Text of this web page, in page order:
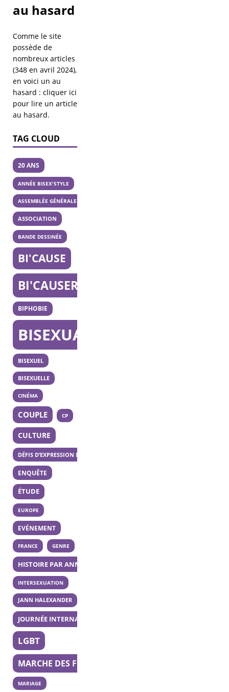
au hasard
Comme le site
possède de
nombreux articles
(348 en avril 2024),
en voici un au
hasard : cliquer ici
pour lire un article
au hasard.
TAG CLOUD
20 ANS
ANNÉE BISEX'STYLE
ASSEMBLÉE GÉNÉRALE
ASSOCIATION
BANDE DESSINÉE
BI'CAUSE
BI'CAUSERIE
BIPHOBIE
BISEXUALITÉ
BISEXUEL
BISEXUELLE
CINÉMA
COUPLE CP
CULTURE
DÉFIS D’EXPRESSION DES 20 ANS
ENQUÊTE
ÉTUDE
EUROPE
EVÉNEMENT
FRANCE GENRE
HISTOIRE PAR ANNÉE
INTERSEXUATION
JANN HALEXANDER
JOURNÉE INTERNATIONALE DE LA BISEXUALITÉ
LGBT
MARCHE DES FIERTÉS
MARIAGE